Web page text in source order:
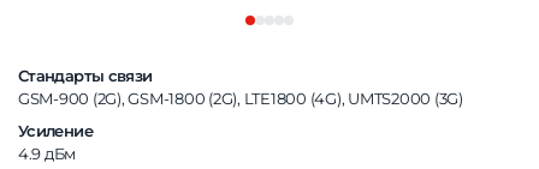
Стандарты связи
GSM-900 (2G), GSM-1800 (2G), LTE1800 (4G), UMTS2000 (3G)
Усиление
4.9 дБм